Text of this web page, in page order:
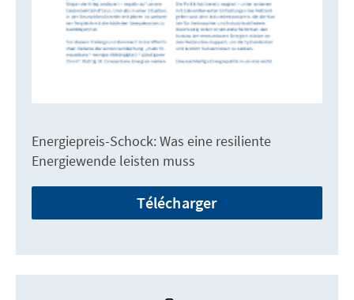
Energiepreis-Schock: Was eine resiliente
Energiewende leisten muss
Télécharger